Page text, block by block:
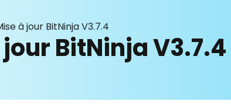
à jour BitNinja V3.7.4
BitNinja V3.7.4